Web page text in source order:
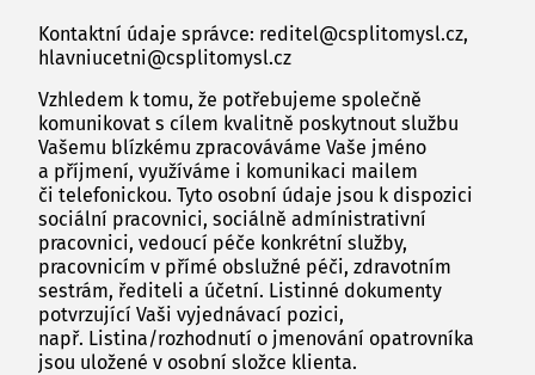
Kontaktní údaje správce: reditel@csplitomysl.cz,
hlavniucetni@csplitomysl.cz
Vzhledem k tomu, že potřebujeme společně
komunikovat s cílem kvalitně poskytnout službu
Vašemu blízkému zpracováváme Vaše jméno
a příjmení, využíváme i komunikaci mailem
či telefonickou. Tyto osobní údaje jsou k dispozici
sociální pracovnici, sociálně admínistrativní
pracovnici, vedoucí péče konkrétní služby,
pracovnicím v přímé obslužné péči, zdravotním
sestrám, řediteli a účetní. Listinné dokumenty
potvrzující Vaši vyjednávací pozici,
např. Listina/rozhodnutí o jmenování opatrovníka
jsou uložené v osobní složce klienta.